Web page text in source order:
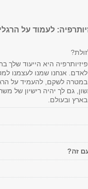
לעמוד על
היא הייעוד שלך
אנחנו שמנו לעצמנו
במטרה לשקם, להעמיד על
גם לך יהיה רישיון של
ובעולם.
זה?